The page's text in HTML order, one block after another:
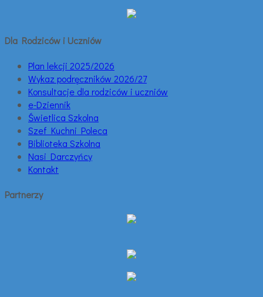
Dla Rodziców i Uczniów
Plan lekcji 2025/2026
Wykaz podręczników 2026/27
Konsultacje dla rodziców i uczniów
e-Dziennik
Świetlica Szkolna
Szef Kuchni Poleca
Biblioteka Szkolna
Nasi Darczyńcy
Kontakt
Partnerzy